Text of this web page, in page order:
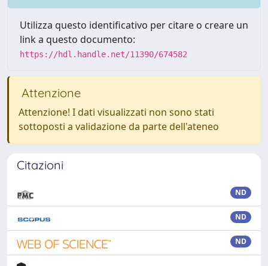
Utilizza questo identificativo per citare o creare un
link a questo documento:
https://hdl.handle.net/11390/674582
Attenzione
Attenzione! I dati visualizzati non sono stati
sottoposti a validazione da parte dell'ateneo
Citazioni
ND
ND
ND